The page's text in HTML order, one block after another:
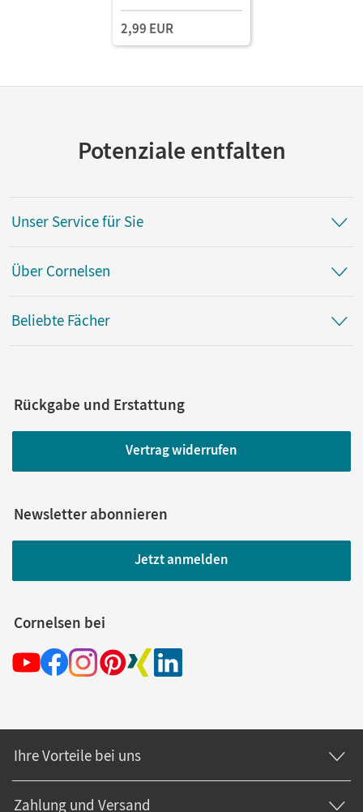
2,99 EUR
Potenziale entfalten
Unser Service für Sie
Über Cornelsen
Beliebte Fächer
Rückgabe und Erstattung
Vertrag widerrufen
Newsletter abonnieren
Jetzt anmelden
Cornelsen bei
Ihre Vorteile bei uns
Zahlung und Versand